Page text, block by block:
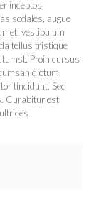
inceptos
sodales, augue
vestibulum
tellus tristique
Proin cursus
dictum,
tincidunt. Sed
Curabitur est